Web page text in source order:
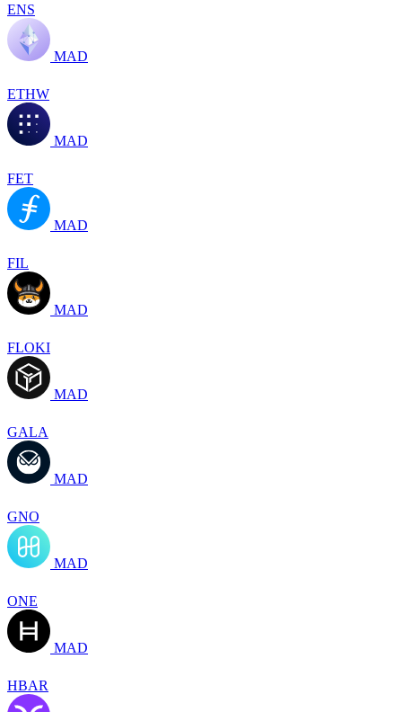
ENS
MAD
ETHW
MAD
FET
MAD
FIL
MAD
FLOKI
MAD
GALA
MAD
GNO
MAD
ONE
MAD
HBAR